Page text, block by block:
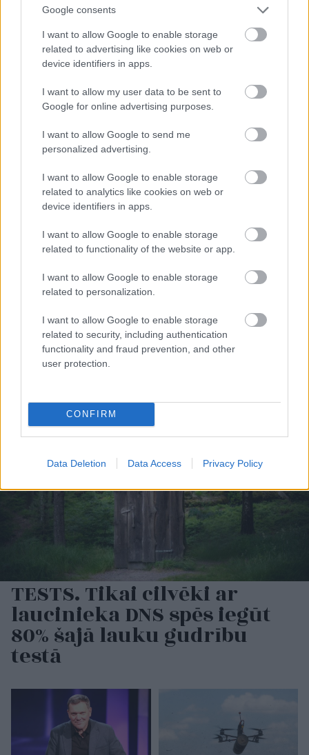
Google consents
I want to allow Google to enable storage
related to advertising like cookies on web or
device identifiers in apps.
I want to allow my user data to be sent to
Google for online advertising purposes.
I want to allow Google to send me
personalized advertising.
I want to allow Google to enable storage
related to analytics like cookies on web or
device identifiers in apps.
I want to allow Google to enable storage
related to functionality of the website or app.
I want to allow Google to enable storage
related to personalization.
I want to allow Google to enable storage
related to security, including authentication
functionality and fraud prevention, and other
user protection.
CONFIRM
Data Deletion Data Access Privacy Policy
“Nevaruiztēloties
četrgadnieku vienu vīriešu
ģērbtuvē…” Māte sašutusi
par baseina iekšējās
kārtības noteikumiem
nevaru aizmirst… Es
vairs nevēlos apmeklēt
savu draugu bēres
Latvieši neslēpj
vilšanos par
sabiedrisko transportu:
Lai tiktu no Jelgavas uz
TESTS. Tikai cilvēki ar
laucinieka DNS spēs iegūt
80% šajā lauku gudrību
testā
Atcelt Ziņot